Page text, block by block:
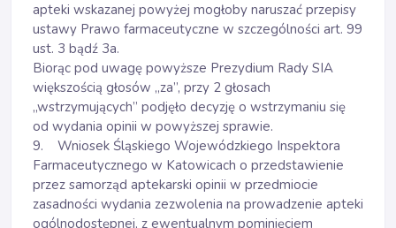
apteki wskazanej powyżej mogłoby naruszać przepisy
ustawy Prawo farmaceutyczne w szczególności art. 99
ust. 3 bądź 3a.
Biorąc pod uwagę powyższe Prezydium Rady SIA
większością głosów „za”, przy 2 głosach
„wstrzymujących” podjęło decyzję o wstrzymaniu się
od wydania opinii w powyższej sprawie.
9. Wniosek Śląskiego Wojewódzkiego Inspektora
Farmaceutycznego w Katowicach o przedstawienie
przez samorząd aptekarski opinii w przedmiocie
zasadności wydania zezwolenia na prowadzenie apteki
ogólnodostępnej, z ewentualnym pominięciem